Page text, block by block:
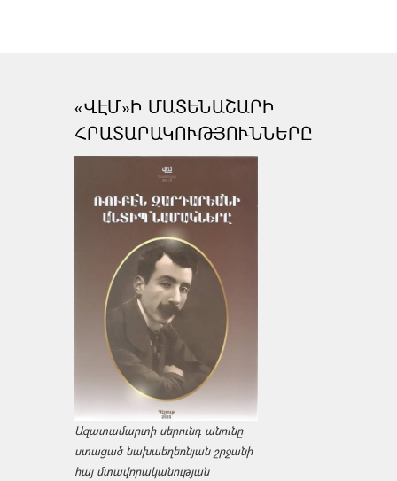
«ՎԷՄ»Ի ՄԱՏԵՆԱՇԱՐԻ
ՀՐԱՏԱՐԱԿՈՒԹՅՈՒՆՆԵՐԸ
Ազատամարտի սերունդ անունը
ստացած նախաեղեռնյան շրջանի
հայ մտավորականության